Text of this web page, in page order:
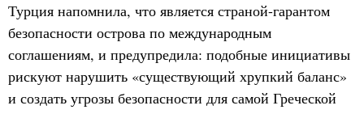
Турция напомнила, что является страной-гарантом
безопасности острова по международным
соглашениям, и предупредила: подобные инициативы
рискуют нарушить «существующий хрупкий баланс»
и создать угрозы безопасности для самой Греческой